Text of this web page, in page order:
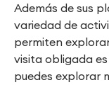
Además de sus
variedad de
permiten
visita obligada
puedes explorar